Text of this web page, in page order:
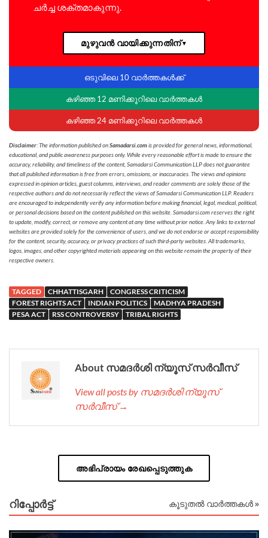
ചർച്ച ശക്തമാകുന്നു.
മുഴുവൻ വായിക്കുന്നതിന്▼
ഒടുവിലെ 10 വാർത്തകൾക്ക്
കഴിഞ്ഞ 12 മണിക്കൂറിലെ വാർത്തകൾ
കഴിഞ്ഞ 24 മണിക്കൂറിലെ വാർത്തകൾ
Disclaimer: The information published onSamadarsi.comis provided for general news, informational,
educational, and public awareness purposes only. While every reasonable effort is made to ensure the
accuracy, reliability, and timeliness of the content, Samadarsi Communication LLP does not guarantee
that all published information is free from errors, omissions, or inaccuracies. The views and opinions
expressed in opinion articles, guest columns, interviews, and reader comments are solely those of the
respective authors and do not necessarily reflect the views of Samadarsi Communication LLP. Readers
are encouraged to independently verify any information before making financial, legal, medical, political,
or personal decisions based on the content published on this website. Samadarsi.com reserves the right
to update, modify, correct, or remove any content at any time without prior notice. Any links to external
websites are provided solely for the convenience of users, and we do not endorse or accept responsibility
for the content, security, accuracy, or privacy practices of such third-party websites. All trademarks,
logos, images, and other copyrighted materials appearing on this website remain the property of their
respective owners.
TAGGED CHHATTISGARH
CONGRESS CRITICISM
FOREST RIGHTS ACT
INDIAN POLITICS
MADHYA PRADESH
PESA ACT
RSS CONTROVERSY TRIBAL RIGHTS
About സമദർശി ന്യൂസ് സർവീസ്
View all posts by സമദർശി ന്യൂസ്
സർവീസ് →
അഭിപ്രായം രേഖപ്പെടുത്തുക
റിപ്പോര്‍ട്ട് കൂടുതൽ വാർത്തകൾ »